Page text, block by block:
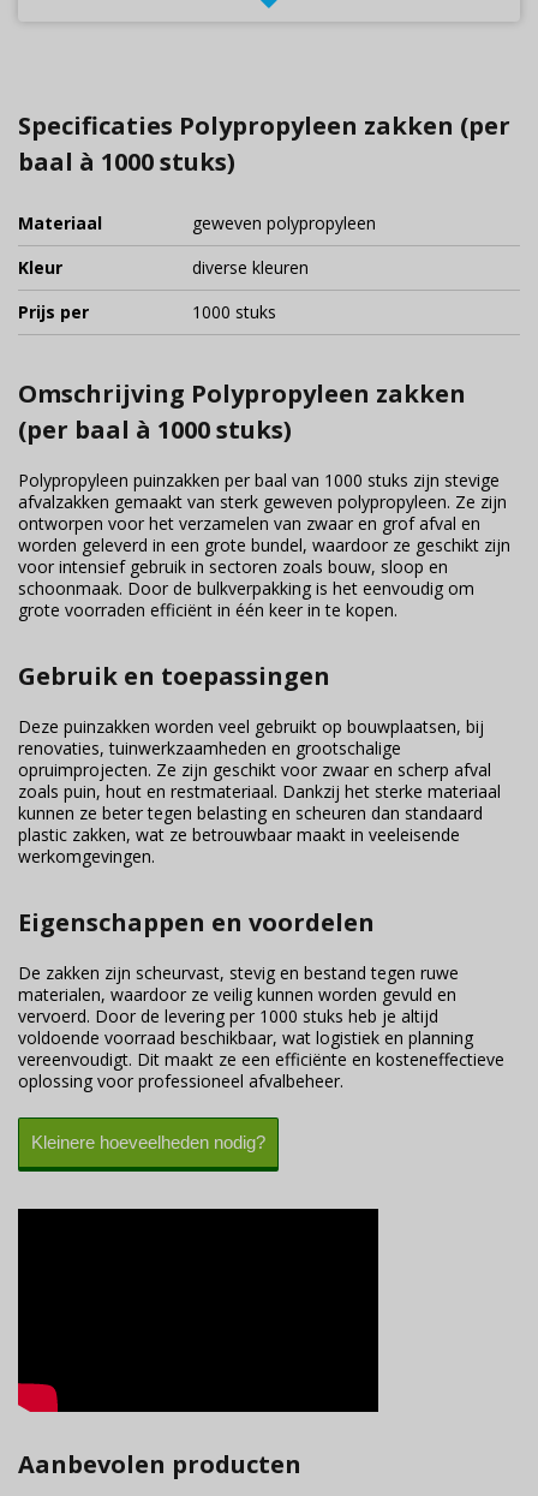
Specificaties Polypropyleen zakken (per
baal à 1000 stuks)
Materiaal
geweven polypropyleen
Kleur
diverse kleuren
Prijs per
1000 stuks
Omschrijving Polypropyleen zakken
(per baal à 1000 stuks)
Polypropyleen puinzakken per baal van 1000 stuks zijn stevige
afvalzakken gemaakt van sterk geweven polypropyleen. Ze zijn
ontworpen voor het verzamelen van zwaar en grof afval en
worden geleverd in een grote bundel, waardoor ze geschikt zijn
voor intensief gebruik in sectoren zoals bouw, sloop en
schoonmaak. Door de bulkverpakking is het eenvoudig om
grote voorraden efficiënt in één keer in te kopen.
Gebruik en toepassingen
Deze puinzakken worden veel gebruikt op bouwplaatsen, bij
renovaties, tuinwerkzaamheden en grootschalige
opruimprojecten. Ze zijn geschikt voor zwaar en scherp afval
zoals puin, hout en restmateriaal. Dankzij het sterke materiaal
kunnen ze beter tegen belasting en scheuren dan standaard
plastic zakken, wat ze betrouwbaar maakt in veeleisende
werkomgevingen.
Eigenschappen en voordelen
De zakken zijn scheurvast, stevig en bestand tegen ruwe
materialen, waardoor ze veilig kunnen worden gevuld en
vervoerd. Door de levering per 1000 stuks heb je altijd
voldoende voorraad beschikbaar, wat logistiek en planning
vereenvoudigt. Dit maakt ze een efficiënte en kosteneffectieve
oplossing voor professioneel afvalbeheer.
Kleinere hoeveelheden nodig?
Aanbevolen producten